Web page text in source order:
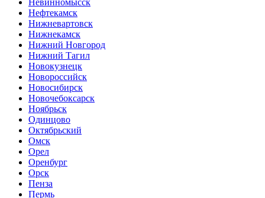
Нефтекамск
Нижневартовск
Нижнекамск
Нижний Новгород
Нижний Тагил
Новокузнецк
Новороссийск
Новосибирск
Новочебоксарск
Ноябрьск
Одинцово
Октябрьский
Омск
Орел
Оренбург
Орск
Пенза
Пермь